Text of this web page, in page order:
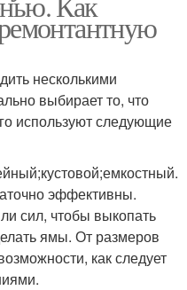
несколькими
выбирает то, что
используют следующие
эффективны.
сил, чтобы выкопать
ямы. От размеров
как следует